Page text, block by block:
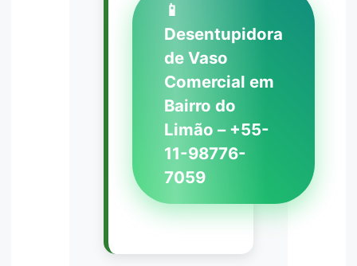
📱
Desentupidora
de Vaso
Comercial em
Bairro do
Limão – +55-
11-98776-
7059